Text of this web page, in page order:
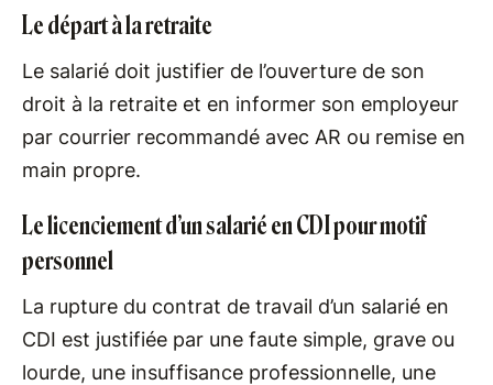
Le départ à la retraite
Le salarié doit justifier de l’ouverture de son
droit à la retraite et en informer son employeur
par courrier recommandé avec AR ou remise en
main propre.
Le licenciement d’un salarié en CDI pour motif
personnel
La rupture du contrat de travail d’un salarié en
CDI est justifiée par une faute simple, grave ou
lourde, une insuffisance professionnelle, une